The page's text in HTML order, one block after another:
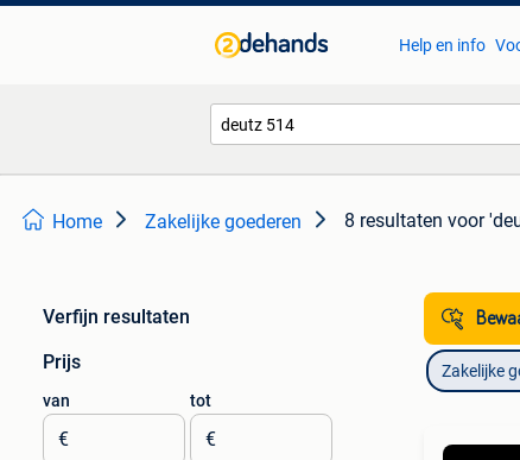
Help en info
Home Zakelijke goederen 8 resultaten voor
Verfijn resultaten
Prijs
van
€
tot
€
Zakelijke